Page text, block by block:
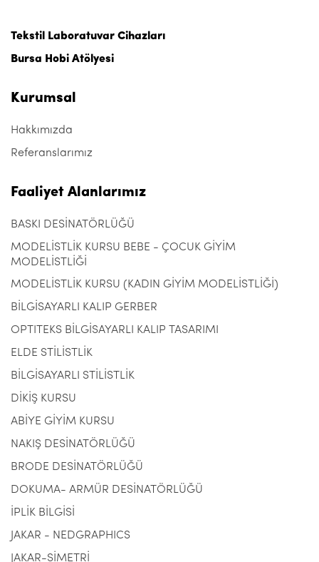
Tekstil Laboratuvar Cihazları
Bursa Hobi Atölyesi
Kurumsal
Hakkımızda
Referanslarımız
Faaliyet Alanlarımız
BASKI DESİNATÖRLÜĞÜ
MODELİSTLİK KURSU BEBE - ÇOCUK GİYİM
MODELİSTLİĞİ
MODELİSTLİK KURSU (KADIN GİYİM MODELİSTLİĞİ)
BİLGİSAYARLI KALIP GERBER
OPTITEKS BİLGİSAYARLI KALIP TASARIMI
ELDE STİLİSTLİK
BİLGİSAYARLI STİLİSTLİK
DİKİŞ KURSU
ABİYE GİYİM KURSU
NAKIŞ DESİNATÖRLÜĞÜ
BRODE DESİNATÖRLÜĞÜ
DOKUMA- ARMÜR DESİNATÖRLÜĞÜ
İPLİK BİLGİSİ
JAKAR - NEDGRAPHICS
JAKAR-SİMETRİ